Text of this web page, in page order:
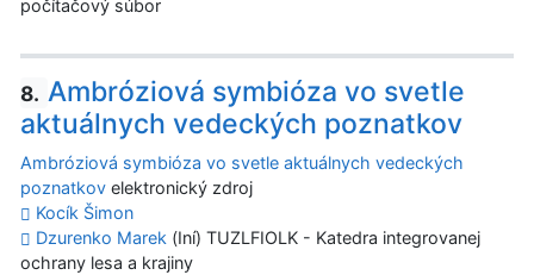
počítačový súbor
8. Ambróziová symbióza vo svetle
aktuálnych vedeckých poznatkov
Ambróziová symbióza vo svetle aktuálnych vedeckých
poznatkov elektronický zdroj
Kocík Šimon
Dzurenko Marek (Iní) TUZLFIOLK - Katedra integrovanej
ochrany lesa a krajiny